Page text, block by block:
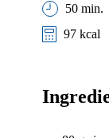
50 min.
97 kcal